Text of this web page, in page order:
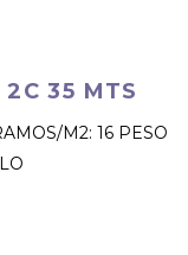
2C 35 MTS
M2: 16 PESO